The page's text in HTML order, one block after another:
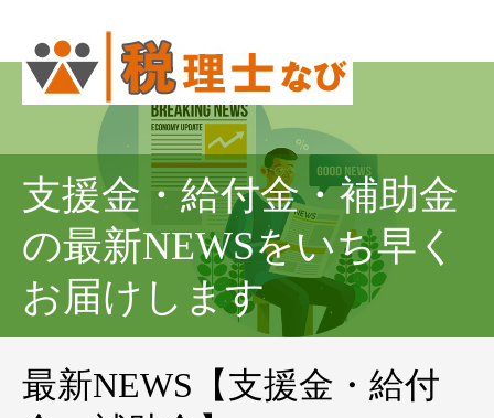
支援金・給付金・補助金
の最新NEWSをいち早く
お届けします
最新NEWS【支援金・給付